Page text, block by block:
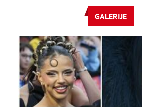
GALERIJE